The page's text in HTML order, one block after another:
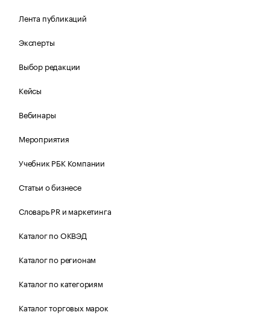
Лента публикаций
Эксперты
Выбор редакции
Кейсы
Вебинары
Мероприятия
Учебник РБК Компании
Статьи о бизнесе
Словарь PR и маркетинга
Каталог по ОКВЭД
Каталог по регионам
Каталог по категориям
Каталог торговых марок